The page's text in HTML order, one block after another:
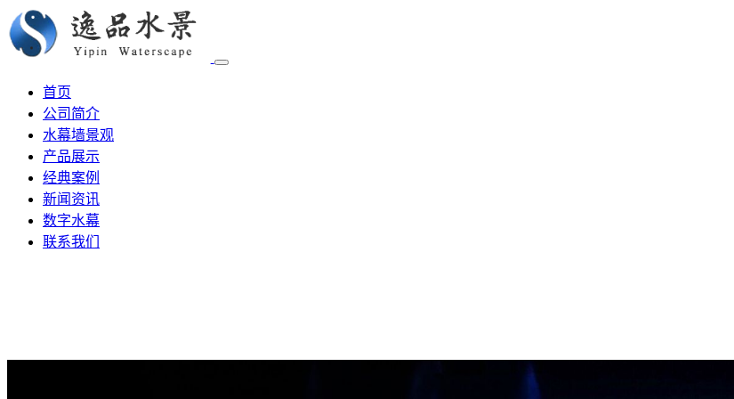
首页
公司简介
水幕墙景观
产品展示
经典案例
新闻资讯
数字水幕
联系我们